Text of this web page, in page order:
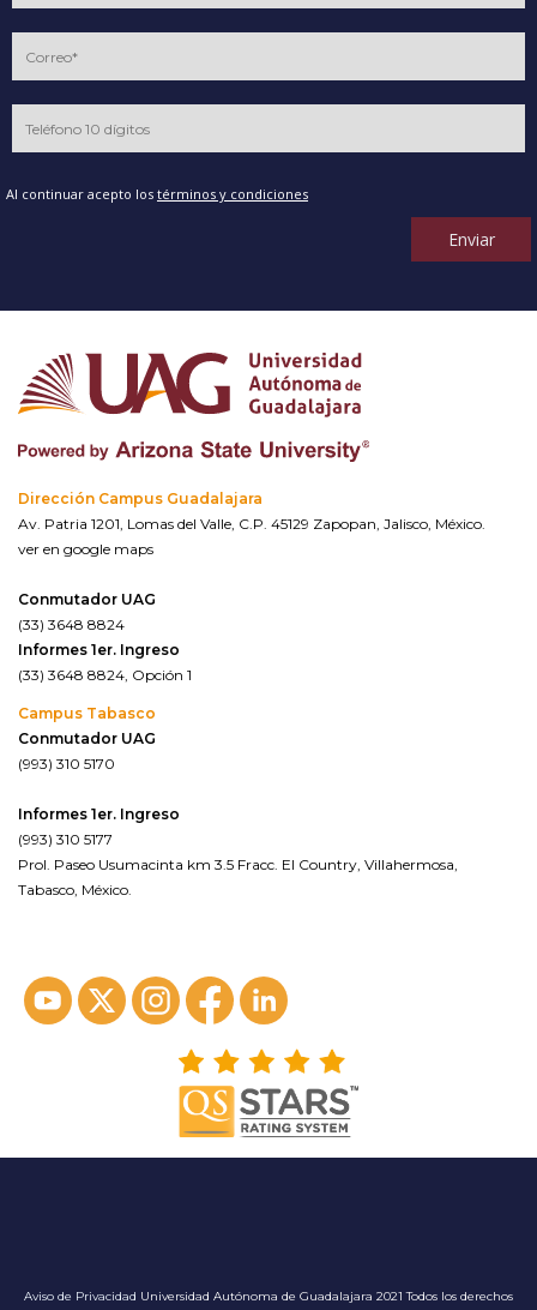
Al continuar acepto los términos y condiciones
Enviar
Dirección Campus Guadalajara
Av. Patria 1201, Lomas del Valle, C.P. 45129 Zapopan, Jalisco, México.
ver en google maps
Conmutador UAG
(33) 3648 8824
Informes 1er. Ingreso
(33) 3648 8824, Opción 1
Campus Tabasco
Conmutador UAG
(993) 310 5170
Informes 1er. Ingreso
(993) 310 5177
Prol. Paseo Usumacinta km 3.5 Fracc. El Country, Villahermosa,
Tabasco, México.
Aviso de Privacidad Universidad Autónoma de Guadalajara 2021 Todos los derechos